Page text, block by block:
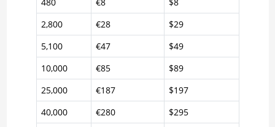
2,800
€28
$29
5,100
€47
$49
10,000
€85
$89
25,000
€187
$197
40,000
€280
$295